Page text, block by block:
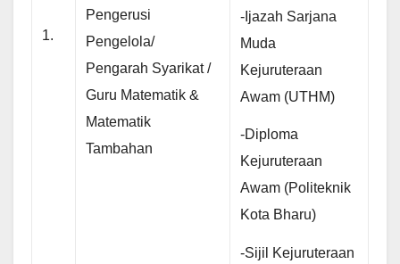
1.
Pengerusi
Pengelola/
Pengarah Syarikat /
Guru Matematik &
Matematik
Tambahan
-Ijazah Sarjana
Muda
Kejuruteraan
Awam (UTHM)
-Diploma
Kejuruteraan
Awam (Politeknik
Kota Bharu)
-Sijil Kejuruteraan